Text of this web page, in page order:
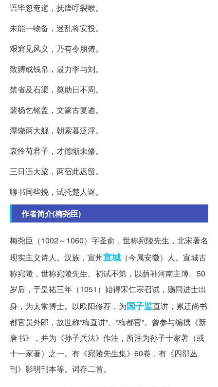
语毕忽奄逝，抚膺呼裂喉。
未能一物备，迷乱将安投。
艰窘见风义，乃有令朋俦。
致赙或钱帛，最力李与刘。
禁省及石渠，奠助日不周。
裴杨乞铭盖，文篆古复遒。
潭饶两大舰，朝索暮泛浮。
哀怜荷君子，才德惭未修。
三日违大梁，两宿此迟留。
聊书同些挽，试托楚人讴。
作者简介(梅尧臣)
梅尧臣（1002～1060）字圣俞，世称宛陵先生，北宋著名
现实主义诗人。汉族，宣州宣城 （今属安徽）人。宣城古
称宛陵，世称宛陵先生。初试不第，以荫补河南主簿。50
岁后，于皇祐三年（1051）始得宋仁宗召试，赐同进士出
身，为太常博士。以欧阳修荐，为国子监直讲，累迁尚书
都官员外郎，故世称“梅直讲”、“梅都官”。曾参与编撰《新
唐书》，并为《孙子兵法》作注，所注为孙子十家著（或
十一家著）之一。有《宛陵先生集》60卷，有《四部丛
刊》影明刊本等。词存二首。